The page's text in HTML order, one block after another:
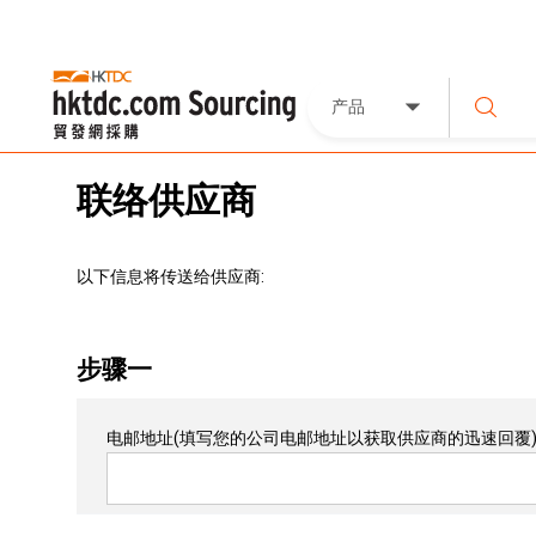
产品
联络供应商
以下信息将传送给供应商:
步骤一
电邮地址(填写您的公司电邮地址以获取供应商的迅速回覆)